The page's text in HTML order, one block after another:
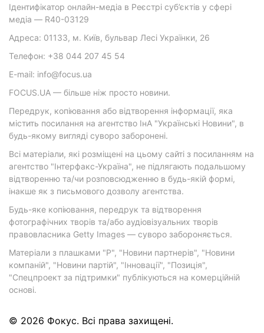
Ідентифікатор онлайн-медіа в Реєстрі суб’єктів у сфері
медіа — R40-03129
Адреса: 01133, м. Київ, бульвар Лесі Українки, 26
Телефон: +38 044 207 45 54
E-mail: info@focus.ua
FOCUS.UA — більше ніж просто новини.
Передрук, копіювання або відтворення інформації, яка
містить посилання на агентство ІнА "Українські Новини", в
будь-якому вигляді суворо заборонені.
Всі матеріали, які розміщені на цьому сайті з посиланням на
агентство "Інтерфакс-Україна", не підлягають подальшому
відтворенню та/чи розповсюдженню в будь-якій формі,
інакше як з письмового дозволу агентства.
Будь-яке копіювання, передрук та відтворення
фотографічних творів та/або аудіовізуальних творів
правовласника Getty Images — суворо забороняється.
Матеріали з плашками "Р", "Новини партнерів", "Новини
компаній", "Новини партій", "Інновації", "Позиція",
"Спецпроект за підтримки" публікуються на комерційній
основі.
© 2026 Фокус. Всі права захищені.